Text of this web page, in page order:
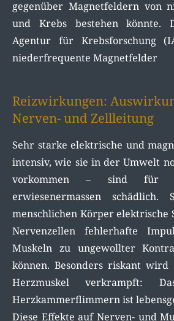
gegenüber Magnetfeldern von
und Krebs bestehen könnte.
Agentur für Krebsforschung
niederfrequente Magnetfelder
Reizwirkungen:
Nerven- und Zellleitung
Sehr starke elektrische und
intensiv, wie sie in der Umwelt
vorkommen – sind für
erwiesenermassen
menschlichen Körper elektrische
Nervenzellen fehlerhafte
Muskeln zu ungewollter
können. Besonders riskant
Herzmuskel verkrampft:
Herzkammerflimmern ist
Diese Effekte auf Nerven- und